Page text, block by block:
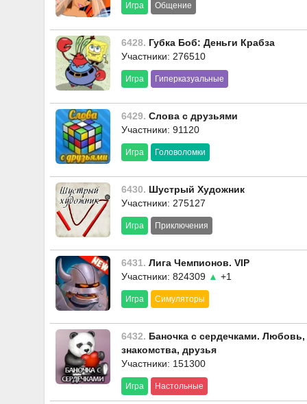
Игра Общение
6428. Губка Боб: Деньги Крабза
Участники: 276510
Игра Гиперказуальные
6429. Слова с друзьями
Участники: 91120
Игра Головоломки
6430. Шустрый Художник
Участники: 275127
Игра Приключения
6431. Лига Чемпионов. VIP
Участники: 824309 ▲ +1
Игра Симуляторы
6432. Баночка с сердечками. Любовь,
знакомства, друзья
Участники: 151300
Игра Настольные